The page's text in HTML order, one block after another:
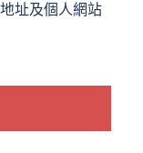
址及個人網站